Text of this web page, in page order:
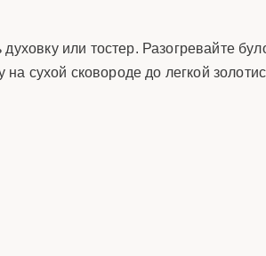
или тостер. Разогревайте
сухой сковороде до легкой